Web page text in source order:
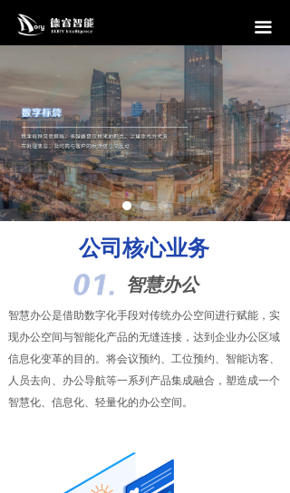
끀
首页
会议预约系统
访客管理系统
互动滑轨屏
中控系统
案例
公司介绍
公司核心业务
智慧办公是借助数字化手段对传统办公空间进行赋能，实
现办公空间与智能化产品的无缝连接，达到企业办公区域
信息化变革的目的。将会议预约、工位预约、智能访客、
人员去向、办公导航等一系列产品集成融合，塑造成一个
智慧化、信息化、轻量化的办公空间。
智慧办公